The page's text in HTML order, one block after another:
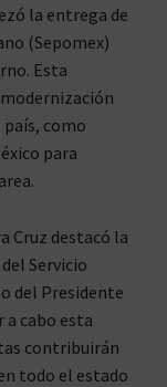
la entrega de
(Sepomex)
Esta
como
para
Cruz destacó la
Servicio
del Presidente
a cabo esta
contribuirán
todo el estado